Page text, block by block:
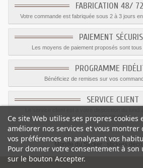
FABRICATION 48/
Votre commande est fabriquée sous 2 à 3 jours
PAIEMENT
Les moyens de paiement proposés sont
PROGRAMME
Bénéficiez de remises sur vos
SERVICE CLIENT
09.82.28.47.69.
Monde du Sticker :
stickers
Ce site Web utilise ses propres
améliorer nos services et vous montrer
vos préférences en analysant vos
Pour donner votre consentement à
sur le bouton Accepter.